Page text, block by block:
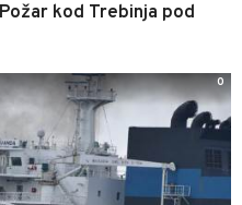
kod Trebinja pod
0